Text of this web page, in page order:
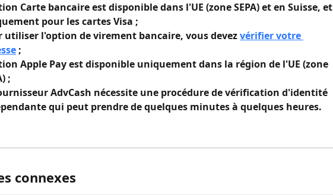
Carte bancaire est disponible dans l'UE (zone SEPA) et en Suisse, et
pour les cartes Visa ;
utiliser l'option de virement bancaire, vous devez vérifier votre
;
Apple Pay est disponible uniquement dans la région de l'UE (zone
;
AdvCash nécessite une procédure de vérification d'identité
qui peut prendre de quelques minutes à quelques heures.
connexes